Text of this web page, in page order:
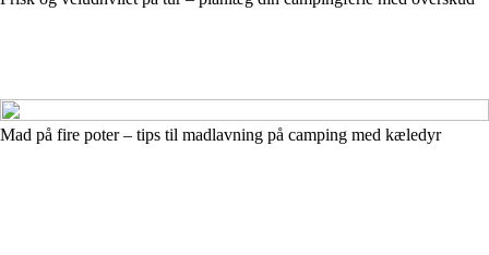
Mad på fire poter – tips til madlavning på camping med kæledyr